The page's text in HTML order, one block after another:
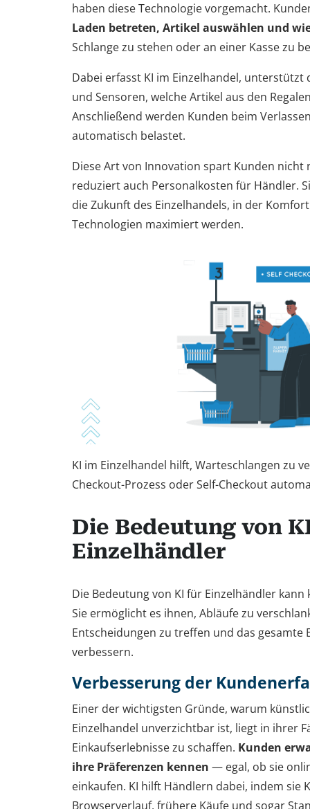
haben diese Technologie vorgemacht.
Laden betreten, Artikel auswählen und
Schlange zu stehen oder an einer Kasse zu
Dabei erfasst KI im Einzelhandel,
und Sensoren, welche Artikel aus den
Anschließend werden Kunden beim
automatisch belastet.
Diese Art von Innovation spart Kunden
reduziert auch Personalkosten für Händler.
die Zukunft des Einzelhandels, in der
Technologien maximiert werden.
KI im Einzelhandel hilft, Warteschlangen zu
Checkout-Prozess oder Self-Checkout
Die Bedeutung von
Einzelhändler
Die Bedeutung von KI für Einzelhändler
Sie ermöglicht es ihnen, Abläufe zu
Entscheidungen zu treffen und das gesamte
verbessern.
Verbesserung der
Einer der wichtigsten Gründe, warum
Einzelhandel unverzichtbar ist, liegt in ihrer
Einkaufserlebnisse zu schaffen. Kunden
ihre Präferenzen kennen — egal, ob sie
einkaufen. KI hilft Händlern dabei, indem sie
Browserverlauf, frühere Käufe und sogar